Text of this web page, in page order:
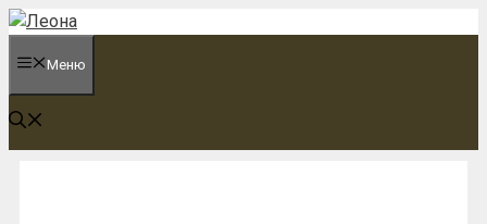
Перейти
содержимому
Меню